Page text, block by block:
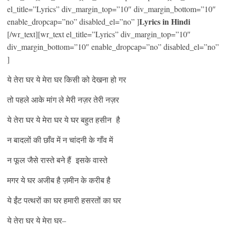
el_title=”Lyrics” div_margin_top=”10″ div_margin_bottom=”10″
enable_dropcap=”no” disabled_el=”no” ]Lyrics in Hindi
[/wr_text][wr_text el_title=”Lyrics” div_margin_top=”10″
div_margin_bottom=”10″ enable_dropcap=”no” disabled_el=”no”
]
ये तेरा घर ये मेरा घर किसी को देखना हो गर
तो पहले आके मांग ले मेरी नज़र तेरी नज़र
ये तेरा घर ये मेरा घर ये घर बहुत हसीन है
न बादलों की छाँव में न चांदनी के गाँव में
न फूल जैसे रास्ते बने हैं इसके वास्ते
मगर ये घर अजीब है ज़मीन के करीब है
ये ईंट पत्थरों का घर हमारी हसरतों का घर
ये तेरा घर ये मेरा घर–